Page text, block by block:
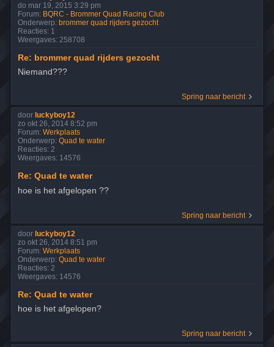
do mar 19, 2015 3:29 pm
Forum: BQRC - Brommer Quad Racing Club
Onderwerp: brommer quad rijders gezocht
Reacties: 1
Weergaves: 258708
Re: brommer quad rijders gezocht
Niemand???
Spring naar bericht
door luckyboy12
zo okt 26, 2014 8:52 pm
Forum: Werkplaats
Onderwerp: Quad te water
Reacties: 2
Weergaves: 14576
Re: Quad te water
hoe is het afgelopen ??
Spring naar bericht
door luckyboy12
zo okt 26, 2014 8:51 pm
Forum: Werkplaats
Onderwerp: Quad te water
Reacties: 2
Weergaves: 14576
Re: Quad te water
hoe is het afgelopen?
Spring naar bericht